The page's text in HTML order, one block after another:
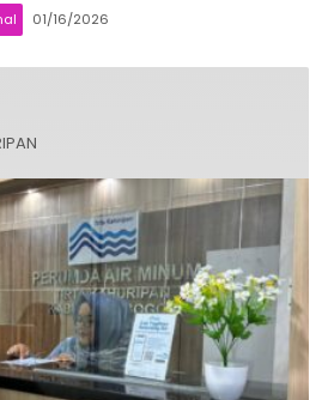
01/16/2026